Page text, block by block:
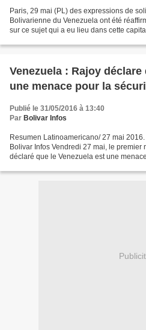
Paris, 29 mai (PL) des expressions de
Bolivarienne du Venezuela ont été
sur ce sujet qui a eu lieu dans cette
Venezuela : Rajoy déclare
une menace pour la
Publié le 31/05/2016 à 13:40
Par Bolivar Infos
Resumen Latinoamericano/ 27 mai
Bolivar Infos Vendredi 27 mai, le
déclaré que le Venezuela est une